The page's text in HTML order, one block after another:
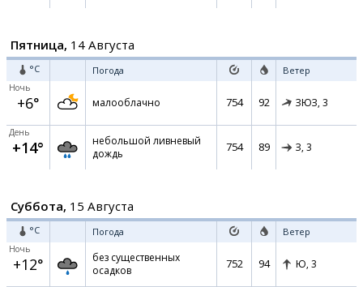
Пятница, 14 Августа
°C Погода Ветер
Ночь
+6° малооблачно 754 92 ЗЮЗ, 3
День
+14°
небольшой ливневый
дождь
754 89 З, 3
Суббота, 15 Августа
°C Погода Ветер
Ночь
+12°
без существенных
осадков
752 94 Ю, 3